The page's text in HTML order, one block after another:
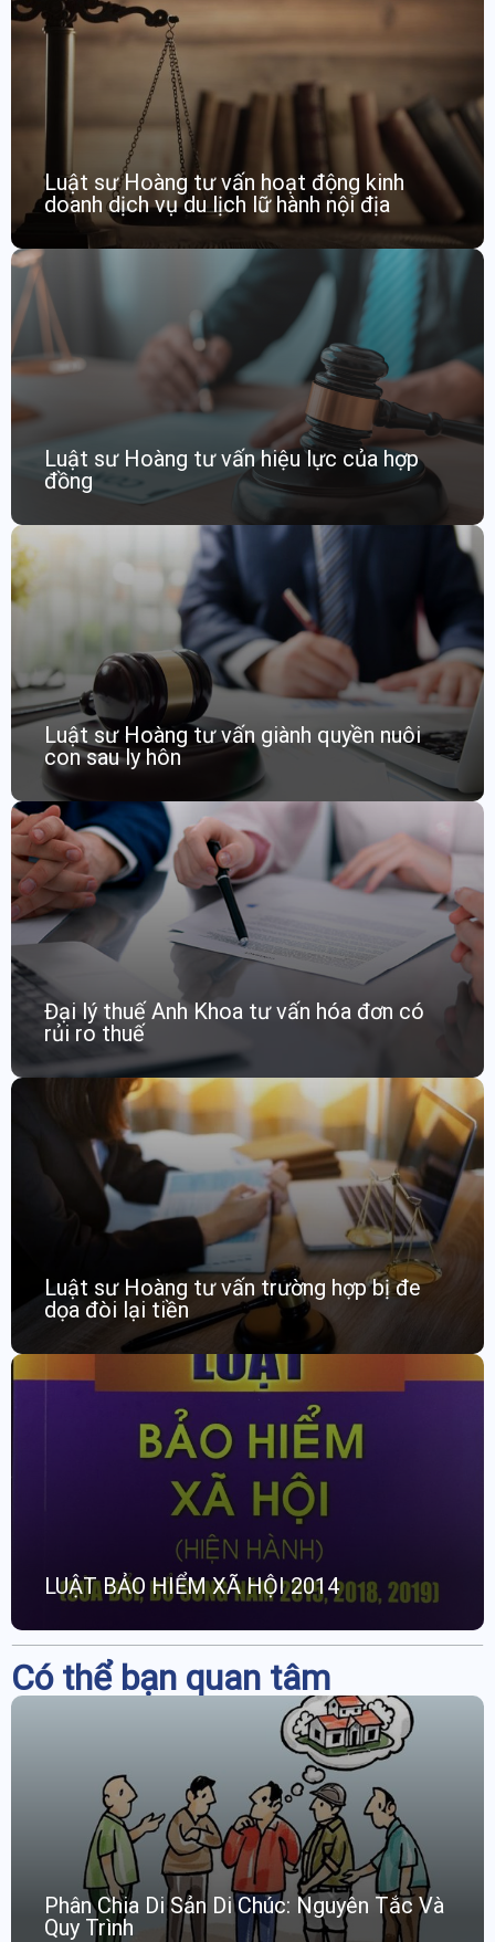
Luật sư Hoàng tư vấn hoạt động kinh
doanh dịch vụ du lịch lữ hành nội địa
Luật sư Hoàng tư vấn hiệu lực của hợp
đồng
Luật sư Hoàng tư vấn giành quyền nuôi
con sau ly hôn
Đại lý thuế Anh Khoa tư vấn hóa đơn có
rủi ro thuế
Luật sư Hoàng tư vấn trường hợp bị đe
dọa đòi lại tiền
LUẬT BẢO HIỂM XÃ HỘI 2014
Có thể bạn quan tâm
Phân Chia Di Sản Di Chúc: Nguyên Tắc Và
Quy Trình